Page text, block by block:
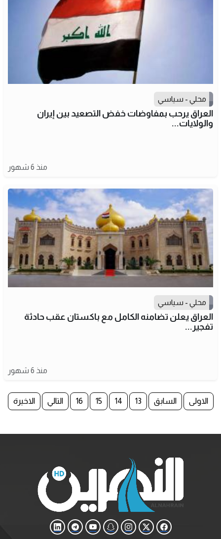
محلي - سياسي
العراق يرحب بمفاوضات خفض التصعيد بين إيران
والولايات...
منذ 6 شهور
محلي - سياسي
العراق يعلن تضامنه الكامل مع باكستان عقب حادثة
تفجير...
منذ 6 شهور
الاولى السابق 13
14
15
16 التالي الاخيرة